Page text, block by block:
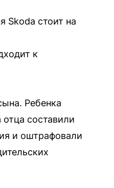
Skoda стоит на
к
Ребенка
составили
и оштрафовали